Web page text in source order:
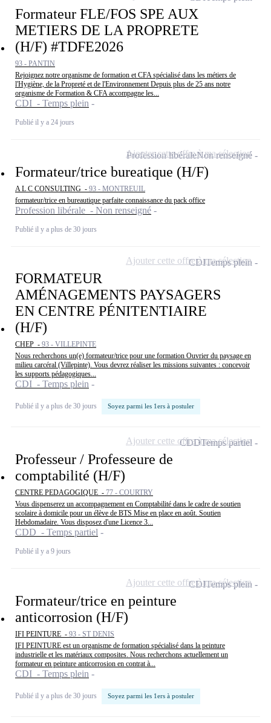
Formateur FLE/FOS SPE AUX
METIERS DE LA PROPRETE
(H/F) #TDFE2026
93 - PANTIN
Rejoignez notre organisme de formation et CFA spécialisé dans les métiers de
l'Hygiène, de la Propreté et de l'Environnement Depuis plus de 25 ans notre
organisme de Formation & CFA accompagne les...
CDI - Temps plein
Publié il y a 24 jours
Formateur/trice bureatique (H/F)
A L C CONSULTING - 93 - MONTREUIL
formateur/trice en bureautique parfaite connaissance du pack office
Profession libérale - Non renseigné
Publié il y a plus de 30 jours
Profession libéraleNon renseigné
Ajouter cette offre à ma sélection
FORMATEUR
AMÉNAGEMENTS PAYSAGERS
EN CENTRE PÉNITENTIAIRE
(H/F)
CHEP - 93 - VILLEPINTE
Nous recherchons un(e) formateur/trice pour une formation Ouvrier du paysage en
milieu carcéral (Villepinte). Vous devrez réaliser les missions suivantes : concevoir
les supports pédagogiques...
CDI - Temps plein
Publié il y a plus de 30 jours Soyez parmi les 1ers à postuler
CDITemps plein
Ajouter cette offre à ma sélection
Professeur / Professeure de
comptabilité (H/F)
CENTRE PEDAGOGIQUE - 77 - COURTRY
Vous dispenserez un accompagnement en Comptabilité dans le cadre de soutien
scolaire à domicile pour un élève de BTS Mise en place en août. Soutien
Hebdomadaire. Vous disposez d'une Licence 3...
CDD - Temps partiel
Publié il y a 9 jours
CDDTemps partiel
Ajouter cette offre à ma sélection
Formateur/trice en peinture
anticorrosion (H/F)
IFI PEINTURE - 93 - ST DENIS
IFI PEINTURE est un organisme de formation spécialisé dans la peinture
industrielle et les matériaux composites. Nous recherchons actuellement un
formateur en peinture anticorrosion en contrat à...
CDI - Temps plein
Publié il y a plus de 30 jours Soyez parmi les 1ers à postuler
CDITemps plein
Ajouter cette offre à ma sélection